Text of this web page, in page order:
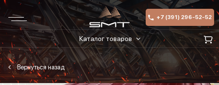
+7 (391) 296-52-52
Каталог товаров